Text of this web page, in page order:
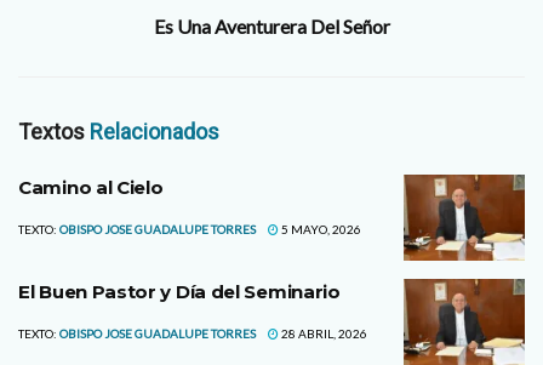
Es Una Aventurera Del Señor
Textos Relacionados
Camino al Cielo
TEXTO: OBISPO JOSE GUADALUPE TORRES 5 MAYO, 2026
El Buen Pastor y Día del Seminario
TEXTO: OBISPO JOSE GUADALUPE TORRES 28 ABRIL, 2026